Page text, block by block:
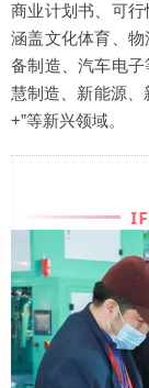
商业计划书、可行
涵盖文化体育、
备制造、汽车电
慧制造、新能源、
+”等新兴领域。